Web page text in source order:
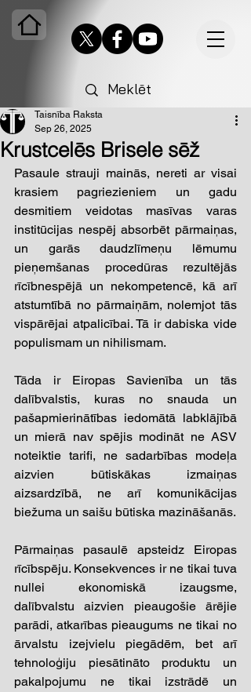
Krustcelēs Brisele sēž
Taisnība Raksta
Sep 26, 2025
Pasaule strauji mainās, nereti ar visai
krasiem pagriezieniem un gadu
desmitiem veidotas masīvas varas
institūcijas nespēj absorbēt pārmaiņas,
un garās daudzlīmeņu lēmumu
pieņemšanas procedūras rezultējās
rīcībnespējā un nekompetencē, kā arī
atstumtībā no pārmaiņām, nolemjot tās
vispārējai atpalicībai. Tā ir dabiska vide
populismam un nihilismam.
Tāda ir Eiropas Savienība un tās
dalībvalstis, kuras no snauda un
pašapmierinātības iedomātā labklājībā
un mierā nav spējis modināt ne ASV
noteiktie tarifi, ne sadarbības modeļa
aizvien būtiskākas izmaiņas
aizsardzībā, ne arī komunikācijas
biežuma un saišu būtiska mazināšanās.
Pārmaiņas pasaulē apsteidz Eiropas
rīcībspēju. Konsekvences ir ne tikai tuva
nullei ekonomiskā izaugsme,
dalībvalstu aizvien pieaugošie ārējie
parādi, atkarības pieaugums ne tikai no
ārvalstu izejvielu piegādēm, bet arī
tehnoloģiju piesātināto produktu un
pakalpojumu ne tikai izstrādē un